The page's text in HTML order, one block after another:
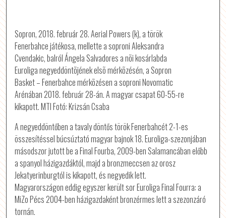
Sopron, 2018. február 28. Aerial Powers (k), a török
Fenerbahce játékosa, mellette a soproni Aleksandra
Cvendakic, balról Ángela Salvadores a nõi kosárlabda
Euroliga negyeddöntõjének elsõ mérkõzésén, a Sopron
Basket – Fenerbahce mérkõzésen a soproni Novomatic
Arénában 2018. február 28-án. A magyar csapat 60-55-re
kikapott. MTI Fotó: Krizsán Csaba
A negyeddöntőben a tavaly döntős török Fenerbahcét 2-1-es
összesítéssel búcsúztató magyar bajnok 18. Euroliga-szezonjában
másodszor jutott be a Final Fourba, 2009-ben Salamancában előbb
a spanyol házigazdáktól, majd a bronzmeccsen az orosz
Jekatyerinburgtól is kikapott, és negyedik lett.
Magyarországon eddig egyszer került sor Euroliga Final Fourra: a
MiZo Pécs 2004-ben házigazdaként bronzérmes lett a szezonzáró
tornán.